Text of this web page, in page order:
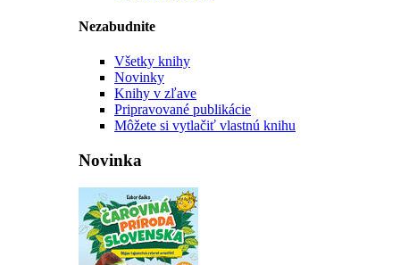
Nezabudnite
Všetky knihy
Novinky
Knihy v zľave
Pripravované publikácie
Môžete si vytlačiť vlastnú knihu
Novinka